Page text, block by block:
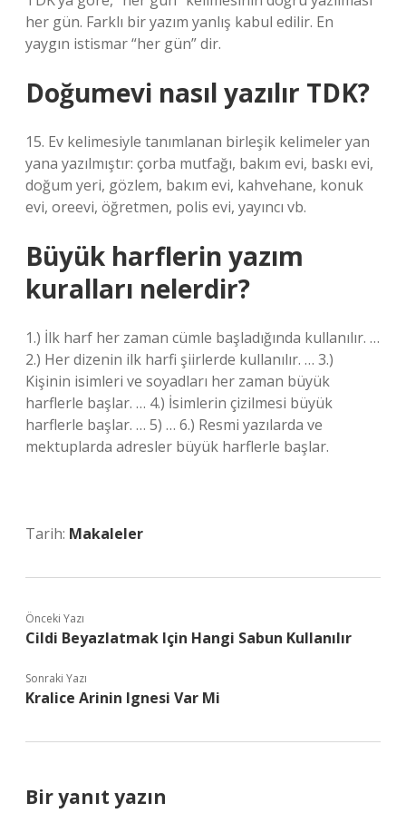
her gün. Farklı bir yazım yanlış kabul edilir. En
yaygın istismar “her gün” dir.
Doğumevi nasıl yazılır TDK?
15. Ev kelimesiyle tanımlanan birleşik kelimeler yan
yana yazılmıştır: çorba mutfağı, bakım evi, baskı evi,
doğum yeri, gözlem, bakım evi, kahvehane, konuk
evi, oreevi, öğretmen, polis evi, yayıncı vb.
Büyük harflerin yazım
kuralları nelerdir?
1.) İlk harf her zaman cümle başladığında kullanılır. …
2.) Her dizenin ilk harfi şiirlerde kullanılır. … 3.)
Kişinin isimleri ve soyadları her zaman büyük
harflerle başlar. … 4.) İsimlerin çizilmesi büyük
harflerle başlar. … 5) … 6.) Resmi yazılarda ve
mektuplarda adresler büyük harflerle başlar.
Tarih: Makaleler
Önceki Yazı
Cildi Beyazlatmak Için Hangi Sabun Kullanılır
Sonraki Yazı
Kralice Arinin Ignesi Var Mi
Bir yanıt yazın